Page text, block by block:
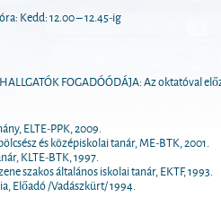
Kedd: 12.00 – 12.45-ig
FOGADÓÓDÁJA: Az oktatóval
ELTE-PPK, 2009.
és középiskolai tanár, ME-BTK, 2001.
KLTE-BTK, 1997.
szakos általános iskolai tanár, EKTF, 1993.
Előadó /Vadászkürt/ 1994.